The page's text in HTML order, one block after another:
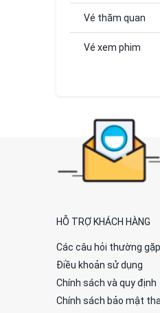
Vé thăm quan
Vé xem phim
HỖ TRỢ KHÁCH HÀNG
Các câu hỏi thường gặp
Điều khoản sử dụng
Chính sách và quy định
Chính sách bảo mật